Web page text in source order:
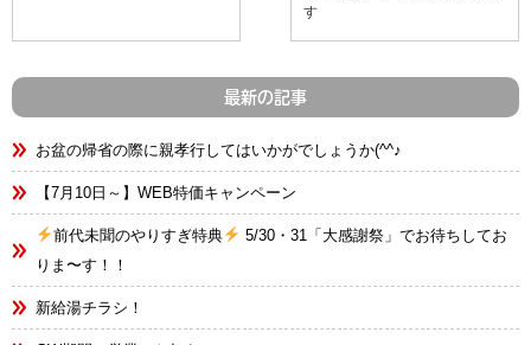
す
最新の記事
お盆の帰省の際に親孝行してはいかがでしょうか(^^♪
【7月10日～】WEB特価キャンペーン
前代未聞のやりすぎ特典
5/30・31「大感謝祭」でお待ちしてお
りま〜す！！
新給湯チラシ！